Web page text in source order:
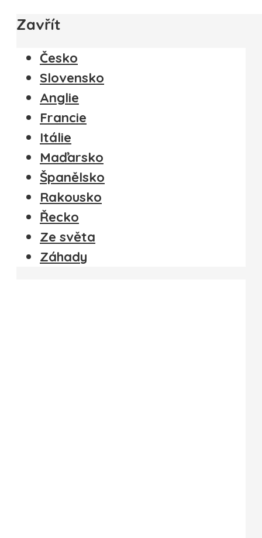
Zavřít
Česko
Slovensko
Anglie
Francie
Itálie
Maďarsko
Španělsko
Rakousko
Řecko
Ze světa
Záhady